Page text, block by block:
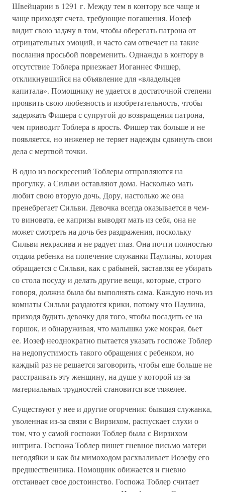
Швейцарии в 1291 г. Между тем в контору все чаще и
чаще приходят счета, требующие погашения. Иозеф
видит свою задачу в том, чтобы оберегать патрона от
отрицательных эмоций, и часто сам отвечает на такие
послания просьбой повременить. Однажды в контору в
отсутствие Тоблера приезжает Иоганнес Фишер,
откликнувшийся на объявление для «владельцев
капитала». Помощнику не удается в достаточной степени
проявить свою любезность и изобретательность, чтобы
задержать Фишера с супругой до возвращения патрона,
чем приводит Тоблера в ярость. Фишер так больше и не
появляется, но инженер не теряет надежды сдвинуть свои
дела с мертвой точки.
В одно из воскресений Тоблеры отправляются на
прогулку, а Сильви оставляют дома. Насколько мать
любит свою вторую дочь, Дору, настолько же она
пренебрегает Сильви. Девочка всегда оказывается в чем-
то виновата, ее капризы выводят мать из себя, она не
может смотреть на дочь без раздражения, поскольку
Сильви некрасива и не радует глаз. Она почти полностью
отдала ребенка на попечение служанки Паулины, которая
обращается с Сильви, как с рабыней, заставляя ее убирать
со стола посуду и делать другие вещи, которые, строго
говоря, должна была бы выполнять сама. Каждую ночь из
комнаты Сильви раздаются крики, потому что Паулина,
приходя будить девочку для того, чтобы посадить ее на
горшок, и обнаруживая, что малышка уже мокрая, бьет
ее. Иозеф неоднократно пытается указать госпоже Тоблер
на недопустимость такого обращения с ребенком, но
каждый раз не решается заговорить, чтобы еще больше не
расстраивать эту женщину, на душе у которой из-за
материальных трудностей становится все тяжелее.
Существуют у нее и другие огорчения: бывшая служанка,
уволенная из-за связи с Вирзихом, распускает слухи о
том, что у самой госпожи Тоблер была с Вирзихом
интрига. Госпожа Тоблер пишет гневное письмо матери
негодяйки и как бы мимоходом расхваливает Иозефу его
предшественника. Помощник обижается и гневно
отстаивает свое достоинство. Госпожа Тоблер считает